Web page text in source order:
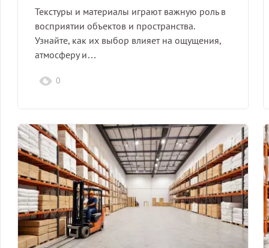
Текстуры и материалы играют важную роль в
восприятии объектов и пространства.
Узнайте, как их выбор влияет на ощущения,
атмосферу и…
0